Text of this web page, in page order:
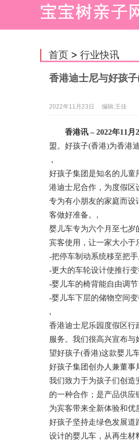
首页 > 行业快讯
香港迪士尼与好孩
2022年11月23日 编辑:王佳
香港讯 – 2022年11 月
盟。好孩子(香港)为香港
,
好孩子集团是知名的儿童
港迪士尼合作，为度假区
专为有小朋友的家庭而设
客做好准备。 ,
婴儿车专为六个月至七岁
宾客使用，让一家大小于
-把停车制动系统移至把
-更大的车轮设计使推行变
-婴儿车的椅背能自由调
-婴儿车下层的储物空间
,
香港迪士尼乐园度假区行
服务。我们很高兴宣布
望好孩子(香港)这款婴儿
好孩子集团创办人兼董事
我们致力于为孩子们创造
的一种合作；是产品供
为宾客带来全新体验和优
好孩子坚持走绿色发展道
设计的婴儿车，从再生材